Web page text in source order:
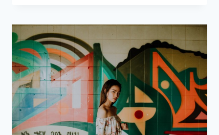
是
拍
摄
街
头
摄
影
第
步